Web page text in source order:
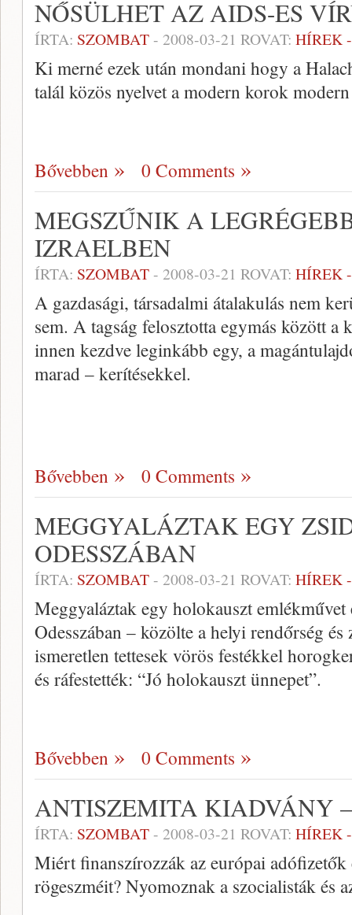
NŐSÜLHET AZ AIDS-ES
ÍRTA: SZOMBAT- 2008-03-21 ROVAT: HÍREK
Ki merné ezek után mondani hogy a
talál közös nyelvet a modern korok
Bővebben 0 Comments
MEGSZŰNIK A
IZRAELBEN
ÍRTA: SZOMBAT- 2008-03-21 ROVAT: HÍREK
A gazdasági, társadalmi átalakulás nem
sem. A tagság felosztotta egymás között
innen kezdve leginkább egy, a
marad – kerítésekkel.
Bővebben 0 Comments
MEGGYALÁZTAK EGY
ODESSZÁBAN
ÍRTA: SZOMBAT- 2008-03-21 ROVAT: HÍREK
Meggyaláztak egy holokauszt emlékművet
Odesszában – közölte a helyi rendőrség
ismeretlen tettesek vörös festékkel
és ráfestették: “Jó holokauszt ünnepet”.
Bővebben 0 Comments
ANTISZEMITA KIADVÁNY
ÍRTA: SZOMBAT- 2008-03-21 ROVAT: HÍREK
Miért finanszírozzák az európai adófizetők
rögeszméit? Nyomoznak a szocialisták és